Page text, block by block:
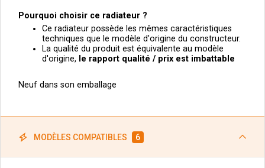
Pourquoi choisir ce radiateur ?
Ce radiateur possède les mêmes caractéristiques
techniques que le modèle d'origine du constructeur.
La qualité du produit est équivalente au modèle
d'origine, le rapport qualité / prix est imbattable
Neuf dans son emballage
MODÈLES COMPATIBLES 6